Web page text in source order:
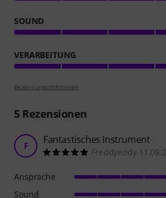
SOUND
VERARBEITUNG
Bewertungsrichtlinien
5Rezensionen
F Fantastisches Instrument
Freddyeddy
Ansprache
Sound